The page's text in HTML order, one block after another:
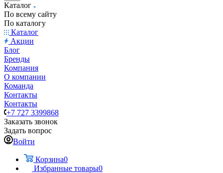
Каталог
По всему сайту
По каталогу
Каталог
Акции
Блог
Бренды
Компания
О компании
Команда
Контакты
Контакты
+7 727 3399868
Заказать звонок
Задать вопрос
Войти
Корзина0
Избранные товары0